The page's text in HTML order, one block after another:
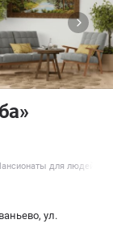
для людей с
ул.